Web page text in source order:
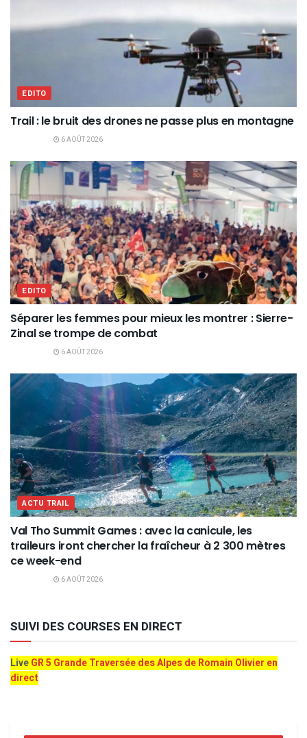
EDITO
Trail : le bruit des drones ne passe plus en montagne
6 AOÛT 2026
EDITO
Séparer les femmes pour mieux les montrer : Sierre-
Zinal se trompe de combat
6 AOÛT 2026
ACTU TRAIL
Val Tho Summit Games : avec la canicule, les
traileurs iront chercher la fraîcheur à 2 300 mètres
ce week-end
6 AOÛT 2026
SUIVI DES COURSES EN DIRECT
LiveGR 5 Grande Traversée des Alpes de Romain Olivier en
direct